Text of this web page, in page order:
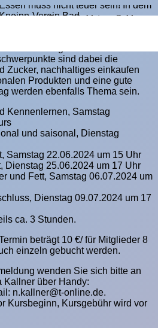
gesund Essen für kleines Geld
muss nicht teuer sein! In dem
Verein Bad
sind dabei die
Zucker, nachhaltiges einkaufen
Produkten und eine gute
werden ebenfalls Thema sein.
Kennenlernen, Samstag
und saisonal, Dienstag
Samstag 22.06.2024 um 15 Uhr
Dienstag 25.06.2024 um 17 Uhr
und Fett, Samstag 06.07.2024 um
Dienstag 09.07.2024 um 17
ca. 3 Stunden.
beträgt 10 €/ für Mitglieder 8
einzeln gebucht werden.
wenden Sie sich bitte an
Kallner über Handy:
n.kallner@t-online.de.
Kursbeginn, Kursgebühr wird vor